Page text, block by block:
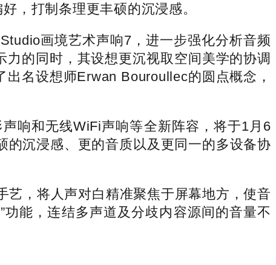
打制条理更丰硕的沉浸感。
画境艺术声响7，进一步强化分析音频
的同时，其设想更沉视取空间美学的协调
名设想师Erwan Bouroullec的圆点概念，
响和无线WiFi声响等全新阵容，将于1月6
沉浸感、更的音质以及更同一的多设备协
，将人声对白精准聚焦于屏幕地方，使音
能，连结多声道及分歧内容源间的音量不